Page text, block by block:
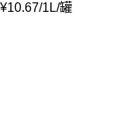
¥10.67/1L/罐